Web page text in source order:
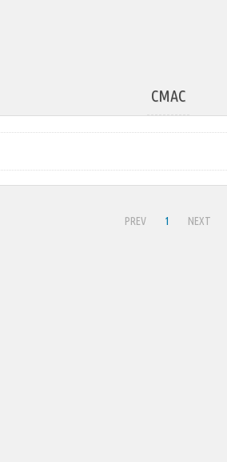
CMAC
PREV 1 NEXT